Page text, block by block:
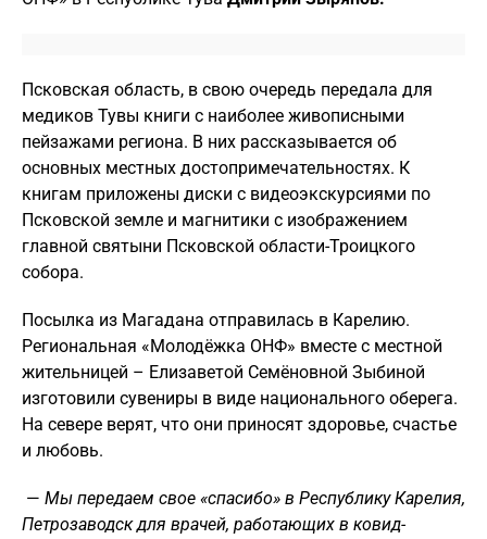
Псковская область, в свою очередь передала для
медиков Тувы книги с наиболее живописными
пейзажами региона. В них рассказывается об
основных местных достопримечательностях. К
книгам приложены диски с видеоэкскурсиями по
Псковской земле и магнитики с изображением
главной святыни Псковской области-Троицкого
собора.
Посылка из Магадана отправилась в Карелию.
Региональная «Молодёжка ОНФ» вместе с местной
жительницей – Елизаветой Семёновной Зыбиной
изготовили сувениры в виде национального оберега.
На севере верят, что они приносят здоровье, счастье
и любовь.
— Мы передаем свое «спасибо» в Республику Карелия,
Петрозаводск для врачей, работающих в ковид-